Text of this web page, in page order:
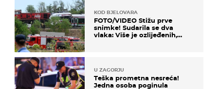
KOD BJELOVARA
FOTO/VIDEO Stižu prve
snimke! Sudarila se dva
vlaka: Više je ozlijeđenih,
U ZAGORJU
Teška prometna nesreća!
Jedna osoba poginula